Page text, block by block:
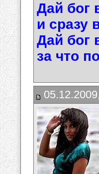
Дай бог
и сразу
Дай бог
за что